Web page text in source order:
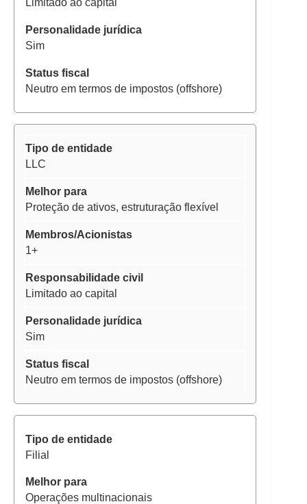
Sim
Neutro em termos de impostos (offshore)
LLC
Proteção de ativos, estruturação flexível
1+
Limitado ao capital
Sim
Neutro em termos de impostos (offshore)
Filial
Operações multinacionais